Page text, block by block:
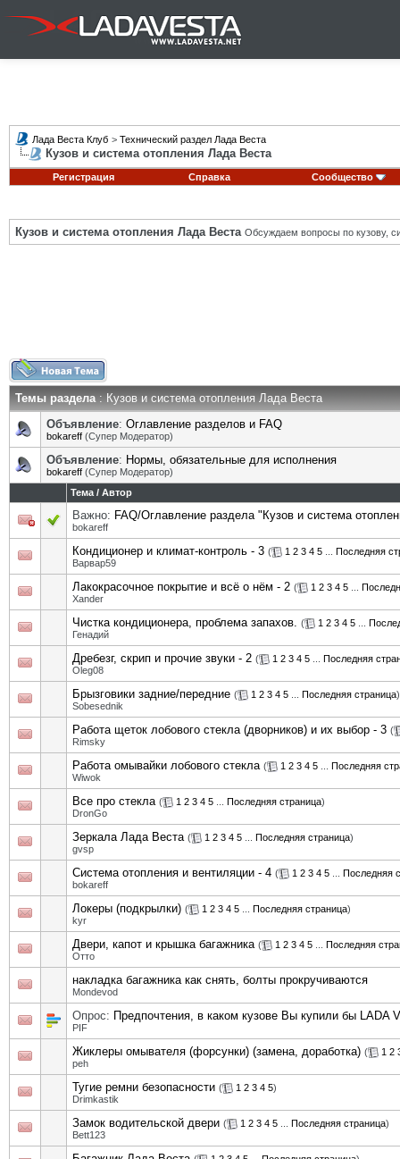
Лада Веста Клуб > Технический раздел Лада Веста
Кузов и система отопления Лада Веста
Регистрация Справка Сообщество
Кузов и система отопления Лада Веста Обсуждаем вопросы по кузову,
Темы раздела: Кузов и система отопления Лада Веста
Объявление: Оглавление разделов и FAQ
bokareff (Супер Модератор)
Объявление: Нормы, обязательные для исполнения
bokareff (Супер Модератор)
Тема / Автор
Важно: FAQ/Оглавление раздела "Кузов и система
bokareff
Кондиционер и климат-контроль - 3 ( 1 2 3 4 5
Последняя
Варвар59
Лакокрасочное покрытие и всё о нём - 2 ( 1 2 3 4 5
Xander
Чистка кондиционера, проблема запахов. ( 1 2 3 4 5
Генадий
Дребезг, скрип и прочие звуки - 2 ( 1 2 3 4 5
Последняя
Oleg08
Брызговики задние/передние ( 1 2 3 4 5 Последняя страница)
Sobesednik
Работа щеток лобового стекла (дворников) и их выбор - 3 (
Rimsky
Работа омывайки лобового стекла ( 1 2 3 4 5
Последняя
Wiwok
Все про стекла ( 1 2 3 4 5 Последняя страница)
DronGo
Зеркала Лада Веста ( 1 2 3 4 5 Последняя страница)
gvsp
Система отопления и вентиляции - 4 ( 1 2 3 4 5
Последняя
bokareff
Локеры (подкрылки) ( 1 2 3 4 5 Последняя страница)
kyr
Двери, капот и крышка багажника ( 1 2 3 4 5
Последняя
Отто
накладка багажника как снять, болты прокручиваются
Mondevod
Опрос: Предпочтения, в каком кузове Вы купили бы LADA
PIF
Жиклеры омывателя (форсунки) (замена, доработка) ( 1 2
peh
Тугие ремни безопасности ( 1 2 3 4 5)
Drimkastik
Замок водительской двери ( 1 2 3 4 5 Последняя страница)
Bett123